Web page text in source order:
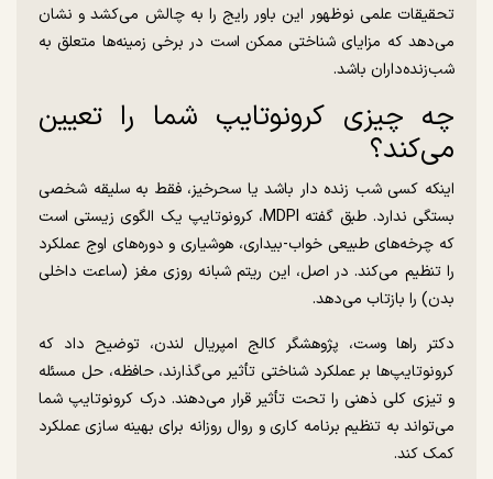
تحقیقات علمی نوظهور این باور رایج را به چالش می‌کشد و نشان
می‌دهد که مزایای شناختی ممکن است در برخی زمینه‌ها متعلق به
شب‌زنده‌داران باشد.
چه چیزی کرونوتایپ شما را تعیین
می‌کند؟
اینکه کسی شب زنده دار باشد یا سحرخیز، فقط به سلیقه شخصی
بستگی ندارد. طبق گفته MDPI، کرونوتایپ یک الگوی زیستی است
که چرخه‌های طبیعی خواب-بیداری، هوشیاری و دوره‌های اوج عملکرد
را تنظیم می‌کند. در اصل، این ریتم شبانه روزی مغز (ساعت داخلی
بدن) را بازتاب می‌دهد.
دکتر را‌ها وست، پژوهشگر کالج امپریال لندن، توضیح داد که
کرونوتایپ‌ها بر عملکرد شناختی تأثیر می‌گذارند، حافظه، حل مسئله
و تیزی کلی ذهنی را تحت تأثیر قرار می‌دهند. درک کرونوتایپ شما
می‌تواند به تنظیم برنامه کاری و روال روزانه برای بهینه سازی عملکرد
کمک کند.